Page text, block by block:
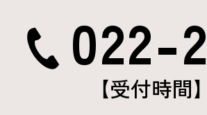
022-
【受付時間】